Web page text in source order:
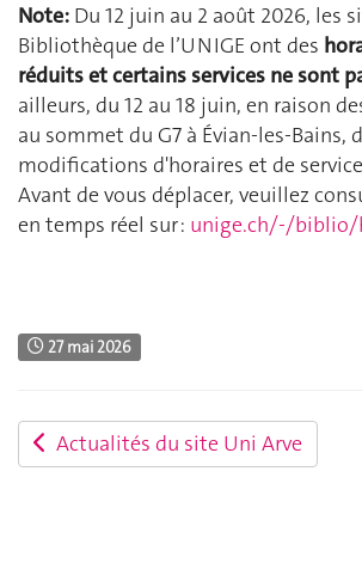
Note: Du 12 juin au 2 août 2026, les
Bibliothèque de l’UNIGE ont des
réduits et certains services ne sont
ailleurs, du 12 au 18 juin, en raison
au sommet du G7 à Évian-les-Bains,
modifications d'horaires et de
Avant de vous déplacer, veuillez
en temps réel sur : unige.ch/-/biblio/
27 mai 2026
Actualités du site Uni Arve